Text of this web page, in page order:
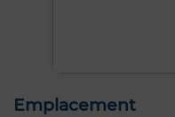
Emplacement